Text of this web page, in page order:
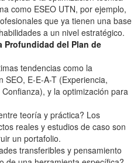
como ESEO UTN, por ejemplo,
que ya tienen una base
a un nivel estratégico.
Profundidad del Plan de
tendencias como la
SEO, E-E-A-T (Experiencia,
y la optimización para
teoría y práctica? Los
reales y estudios de caso son
un portafolio.
transferibles y pensamiento